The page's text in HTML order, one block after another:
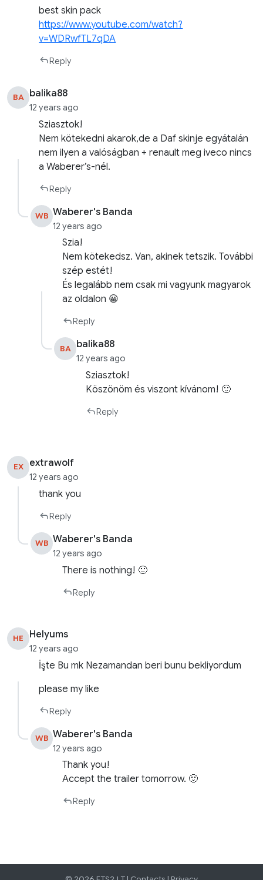
best skin pack
https://www.youtube.com/watch?
v=WDRwfTL7qDA
Reply
BA balika88
12 years ago
Sziasztok!
Nem kötekedni akarok,de a Daf skinje egyátalán
nem ilyen a valóságban + renault meg iveco nincs
a Waberer’s-nél.
Reply
WB Waberer's Banda
12 years ago
Szia!
Nem kötekedsz. Van, akinek tetszik. További
szép estét!
És legalább nem csak mi vagyunk magyarok
az oldalon 😀
Reply
BA balika88
12 years ago
Sziasztok!
Köszönöm és viszont kívánom! 🙂
Reply
EX extrawolf
12 years ago
thank you
Reply
WB Waberer's Banda
12 years ago
There is nothing! 🙂
Reply
HE Helyums
12 years ago
İşte Bu mk Nezamandan beri bunu bekliyordum
please my like
Reply
WB Waberer's Banda
12 years ago
Thank you!
Accept the trailer tomorrow. 🙂
Reply